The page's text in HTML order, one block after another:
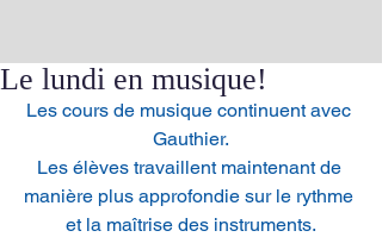
Le lundi en musique!
Les cours de musique continuent avec
Gauthier.
Les élèves travaillent maintenant de
manière plus approfondie sur le rythme
et la maîtrise des instruments.